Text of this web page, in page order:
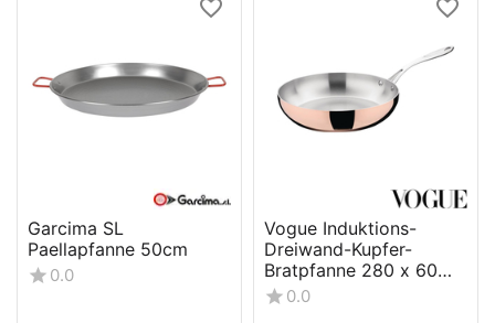
Garcima SL
Paellapfanne 50cm
0.0
Vogue Induktions-
Dreiwand-Kupfer-
Bratpfanne 280 x 60
mm0.0